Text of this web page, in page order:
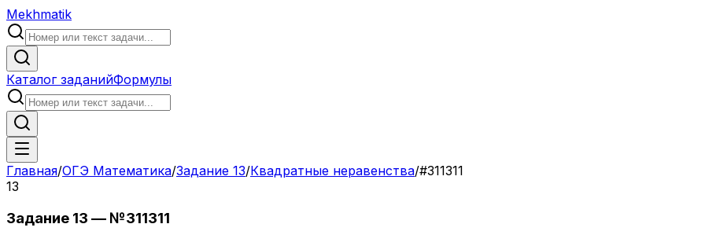
Mekhmatik
Каталог заданийФормулы
Главная/ОГЭ Математика/Задание 13/Квадратные неравенства/#311311
13
Задание 13 — №311311